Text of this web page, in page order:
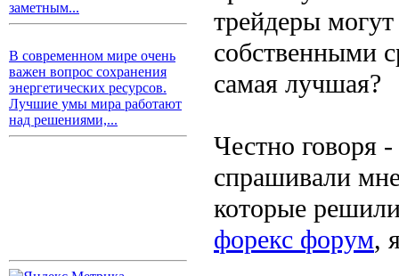
заметным...
В современном мире очень
важен вопрос сохранения
энергетических ресурсов.
Лучшие умы мира работают
над решениями,...
трейдеры
собственными
самая лучшая?
Честно говоря
спрашивали
которые
форекс форум,